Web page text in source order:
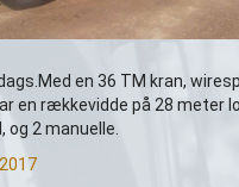
en 36 TM kran,
en rækkevidde på 28 meter
og 2 manuelle.